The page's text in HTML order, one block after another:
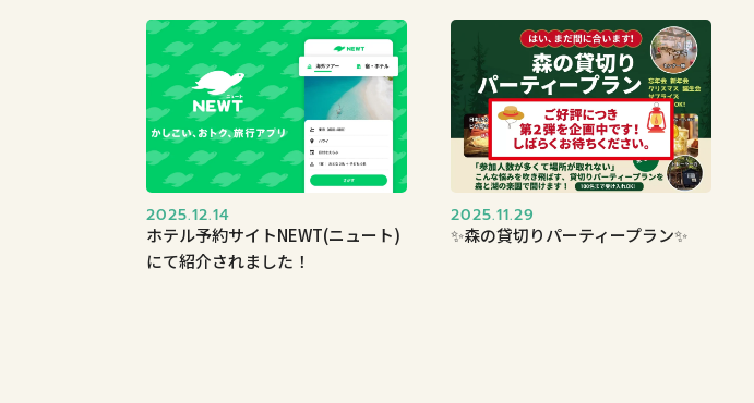
2025.12.14
ホテル予約サイトNEWT(ニュート)
にて紹介されました！
2025.11.29
✨森の貸切りパーティープラン✨